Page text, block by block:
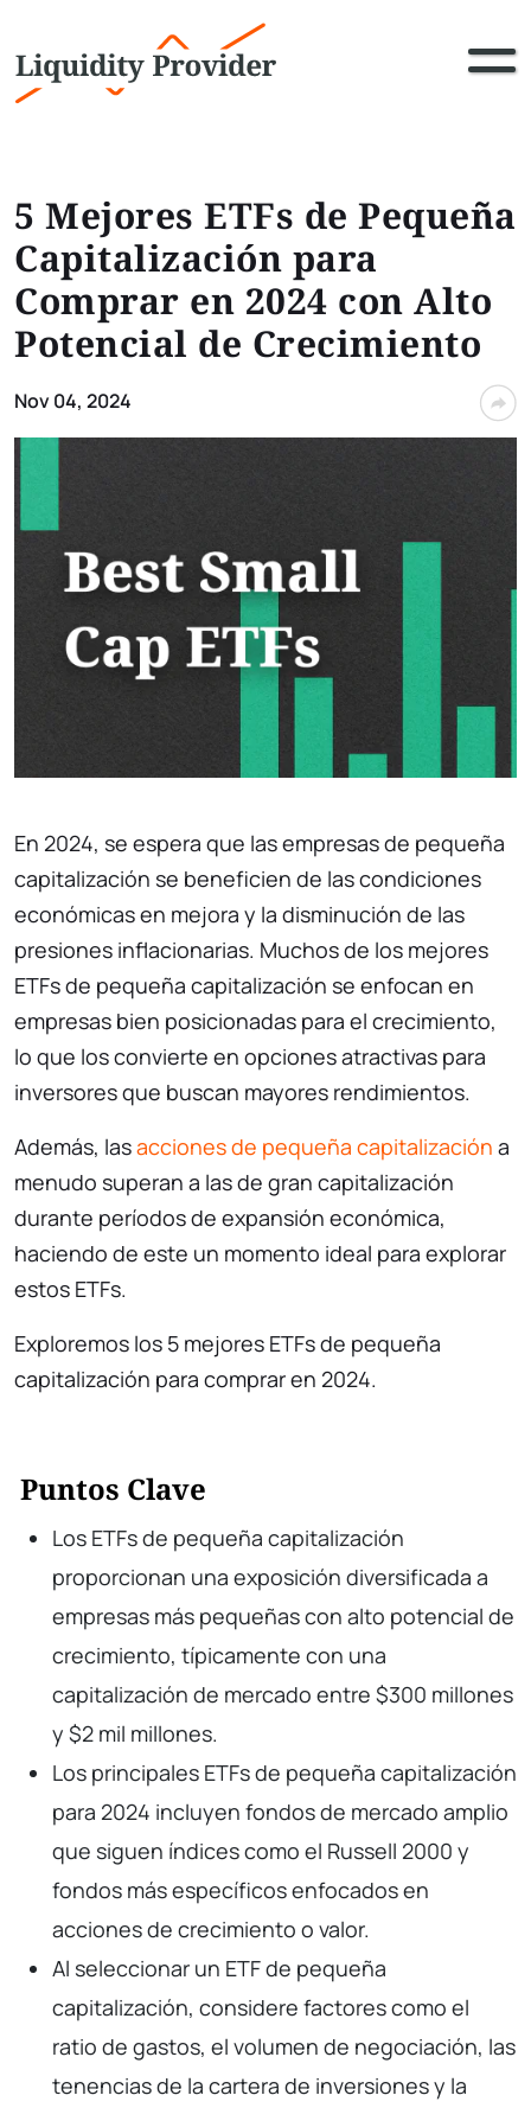
5 Mejores ETFs de Pequeña
Capitalización para
Comprar en 2024 con Alto
Potencial de Crecimiento
Nov 04, 2024
En 2024, se espera que las empresas de pequeña
capitalización se beneficien de las condiciones
económicas en mejora y la disminución de las
presiones inflacionarias. Muchos de los mejores
ETFs de pequeña capitalización se enfocan en
empresas bien posicionadas para el crecimiento,
lo que los convierte en opciones atractivas para
inversores que buscan mayores rendimientos.
Además, lasacciones de pequeña capitalización a
menudo superan a las de gran capitalización
durante períodos de expansión económica,
haciendo de este un momento ideal para explorar
estos ETFs.
Exploremos los 5 mejores ETFs de pequeña
capitalización para comprar en 2024.
Puntos Clave
Los ETFs de pequeña capitalización
proporcionan una exposición diversificada a
empresas más pequeñas con alto potencial de
crecimiento, típicamente con una
capitalización de mercado entre $300 millones
y $2 mil millones.
Los principales ETFs de pequeña capitalización
para 2024 incluyen fondos de mercado amplio
que siguen índices como el Russell 2000 y
fondos más específicos enfocados en
acciones de crecimiento o valor.
Al seleccionar un ETF de pequeña
capitalización, considere factores como el
ratio de gastos, el volumen de negociación, las
tenencias de la cartera de inversiones y la